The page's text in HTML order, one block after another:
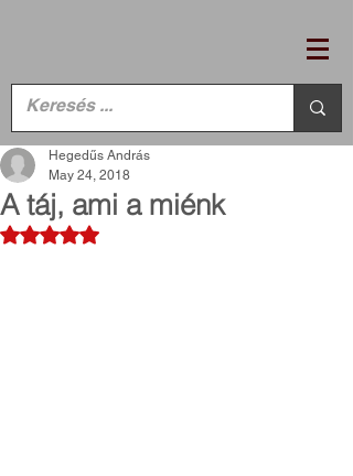
A táj, ami a miénk
Hegedűs András
May 24, 2018
Rated NaN out of 5 stars.